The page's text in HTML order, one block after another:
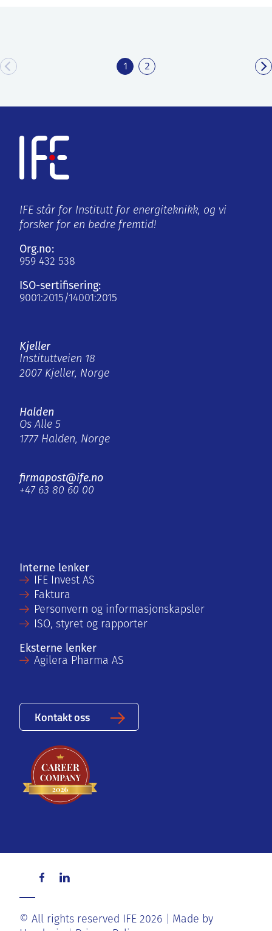
1 2
IFE står for Institutt for energiteknikk, og vi
forsker for en bedre fremtid!
Org.no:
959 432 538
ISO-sertifisering:
9001:2015/14001:2015
Kjeller
Instituttveien 18
2007 Kjeller, Norge
Halden
Os Alle 5
1777 Halden, Norge
firmapost@ife.no
+47 63 80 60 00
Interne lenker
IFE Invest AS
Faktura
Personvern og informasjonskapsler
ISO, styret og rapporter
Eksterne lenker
Agilera Pharma AS
Kontakt oss
© All rights reserved IFE 2026
Made by